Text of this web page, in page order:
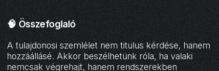
🧠 Összefoglaló
A tulajdonosi szemlélet nem titulus kérdése, hanem
hozzáállásé. Akkor beszélhetünk róla, ha valaki
nemcsak végrehajt, hanem rendszerekben